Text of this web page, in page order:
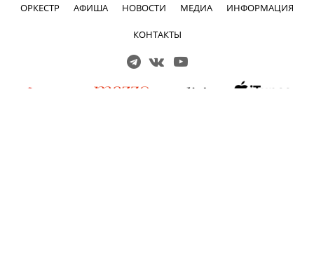
ОРКЕСТР АФИША НОВОСТИ МЕДИА ИНФОРМАЦИЯ
КОНТАКТЫ